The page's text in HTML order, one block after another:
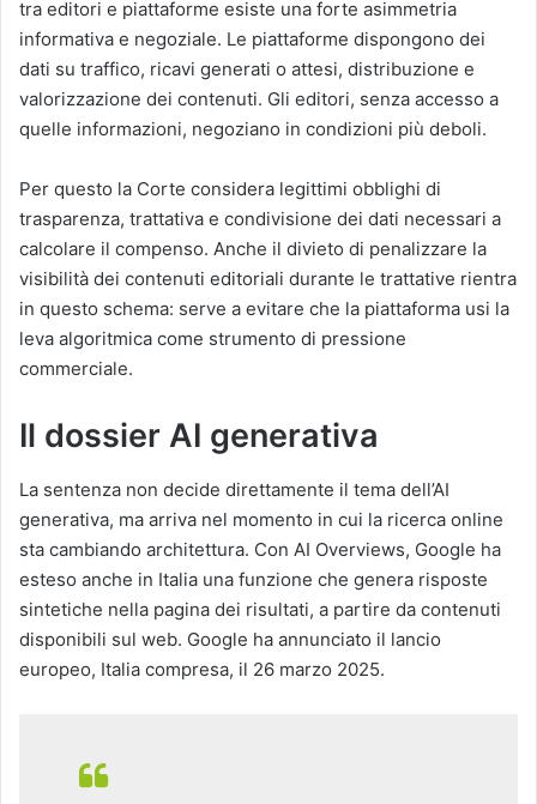
tra editori e piattaforme esiste una forte asimmetria
informativa e negoziale. Le piattaforme dispongono dei
dati su traffico, ricavi generati o attesi, distribuzione e
valorizzazione dei contenuti. Gli editori, senza accesso a
quelle informazioni, negoziano in condizioni più deboli.
Per questo la Corte considera legittimi obblighi di
trasparenza, trattativa e condivisione dei dati necessari a
calcolare il compenso. Anche il divieto di penalizzare la
visibilità dei contenuti editoriali durante le trattative rientra
in questo schema: serve a evitare che la piattaforma usi la
leva algoritmica come strumento di pressione
commerciale.
Il dossier AI generativa
La sentenza non decide direttamente il tema dell’AI
generativa, ma arriva nel momento in cui la ricerca online
sta cambiando architettura. Con AI Overviews, Google ha
esteso anche in Italia una funzione che genera risposte
sintetiche nella pagina dei risultati, a partire da contenuti
disponibili sul web. Google ha annunciato il lancio
europeo, Italia compresa, il 26 marzo 2025.